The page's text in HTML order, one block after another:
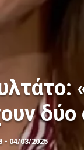
δύο
- 04/03/2025